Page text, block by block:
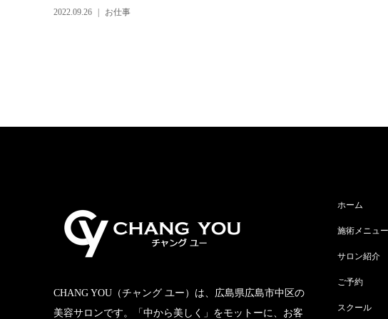
2022.09.26 お仕事
CHANG YOU（チャング ユー）は、広島県広島市中区の
美容サロンです。「中から美しく」をモットーに、お客
ホーム
施術メニュ
サロン紹介
ご予約
スクール